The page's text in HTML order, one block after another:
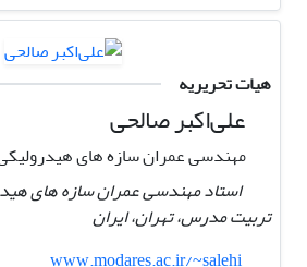
هیات تحریریه
علی‌اکبر صالحی
مهندسی عمران سازه های
استاد مهندسی عمران سازه های
تربیت مدرس، تهران، ایران
www.modares.ac.ir/~salehi